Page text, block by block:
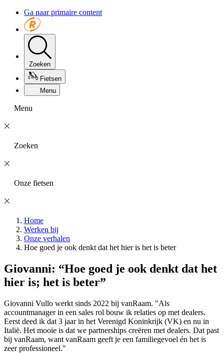
Ga naar primaire content
Zoeken
Fietsen
Menu
Menu
Zoeken
Onze fietsen
Home
Werken bij
Onze verhalen
Hoe goed je ook denkt dat het hier is het is beter
Giovanni: “Hoe goed je ook denkt dat het
hier is; het is beter”
Giovanni Vullo werkt sinds 2022 bij vanRaam. "Als
accountmanager in een sales rol bouw ik relaties op met dealers.
Eerst deed ik dat 3 jaar in het Verenigd Koninkrijk (VK) en nu in
Italië. Het mooie is dat we partnerships creëren met dealers. Dat past
bij vanRaam, want vanRaam geeft je een familiegevoel én het is
zeer professioneel."